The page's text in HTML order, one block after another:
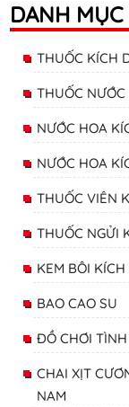
DANH
THUỐC KÍCH
THUỐC
NƯỚC HOA
NƯỚC HOA
THUỐC VIÊN
THUỐC NGỬI
KEM BÔI
BAO CAO SU
ĐỒ CHƠI
CHAI XỊT
NAM